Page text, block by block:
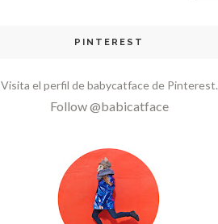
PINTEREST
Visita el perfil de babycatface de Pinterest.
Follow @babicatface